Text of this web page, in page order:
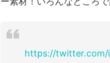
https://twitter.com/